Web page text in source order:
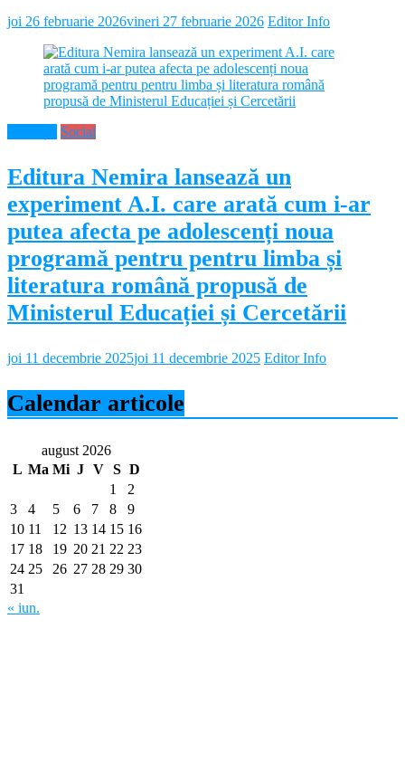
joi 26 februarie 2026vineri 27 februarie 2026 Editor Info
Social
Editura Nemira lansează un
experiment A.I. care arată cum i-ar
putea afecta pe adolescenți noua
programă pentru pentru limba și
literatura română propusă de
Ministerul Educației și Cercetării
joi 11 decembrie 2025joi 11 decembrie 2025 Editor Info
Calendar articole
august 2026
L Ma Mi J V S D
1
2
3
4 5 6 7 8
9
10 11 12 13 14 15 16
17 18 19 20 21 22 23
24 25 26 27 28 29 30
31
« iun.